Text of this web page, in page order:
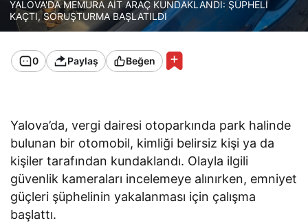
YALOVA'DA MEMURA AİT ARAÇ KUNDAKLANDI: ŞÜPHELİ
KAÇTI, SORUŞTURMA BAŞLATILDI
0 Paylaş Beğen
Yalova’da, vergi dairesi otoparkında park halinde
bulunan bir otomobil, kimliği belirsiz kişi ya da
kişiler tarafından kundaklandı. Olayla ilgili
güvenlik kameraları incelemeye alınırken, emniyet
güçleri şüphelinin yakalanması için çalışma
başlattı.